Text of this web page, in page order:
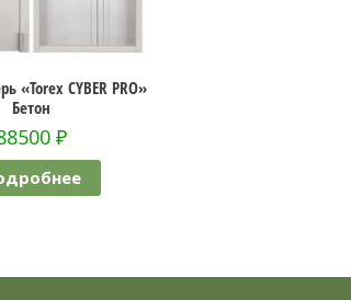
«Torex CYBER PRO»
Бетон
₽